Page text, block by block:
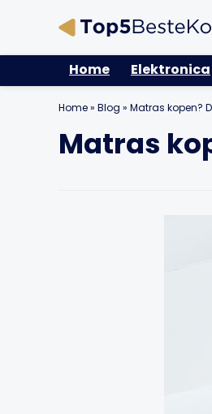
Home Elektronica
Home» Blog » Matras kopen?
Matras